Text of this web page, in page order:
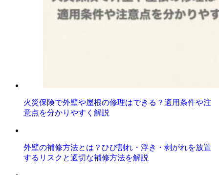
火災保険で外壁や屋根の修理はできる？適用条件や注
意点を分かりやすく解説
外壁の補修方法とは？ひび割れ・浮き・剥がれを放置
するリスクと適切な補修方法を解説